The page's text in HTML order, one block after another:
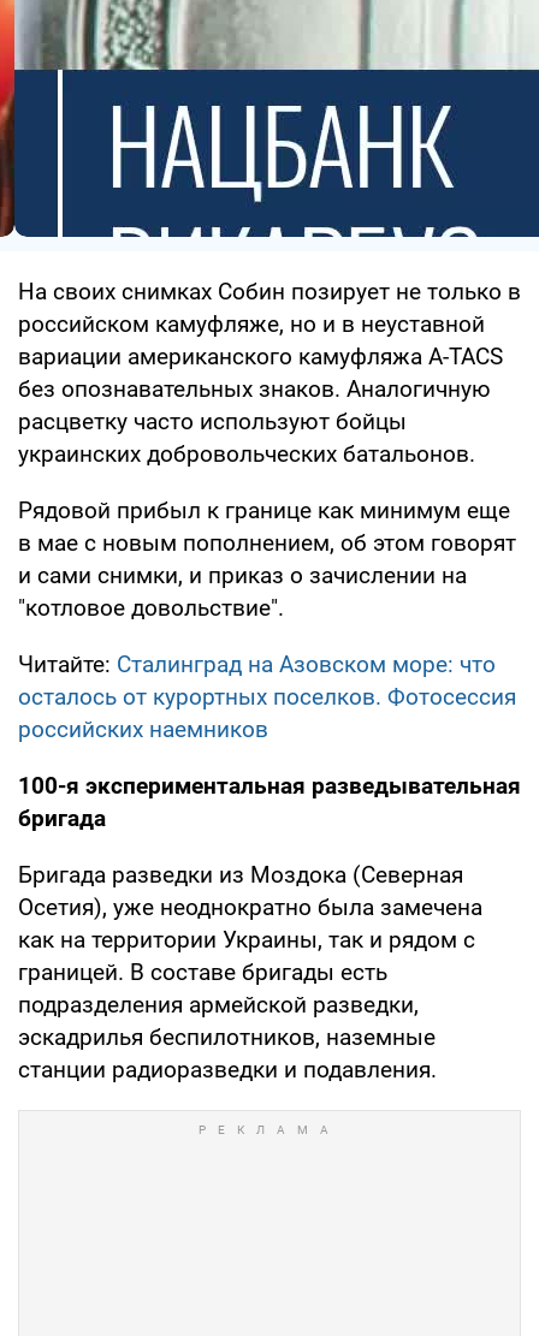
На своих снимках Собин позирует не только в
российском камуфляже, но и в неуставной
вариации американского камуфляжа A-TACS
без опознавательных знаков. Аналогичную
расцветку часто используют бойцы
украинских добровольческих батальонов.
Рядовой прибыл к границе как минимум еще
в мае с новым пополнением, об этом говорят
и сами снимки, и приказ о зачислении на
"котловое довольствие".
Читайте: Сталинград на Азовском море: что
осталось от курортных поселков. Фотосессия
российских наемников
100-я экспериментальная разведывательная
бригада
Бригада разведки из Моздока (Северная
Осетия), уже неоднократно была замечена
как на территории Украины, так и рядом с
границей. В составе бригады есть
подразделения армейской разведки,
эскадрилья беспилотников, наземные
станции радиоразведки и подавления.